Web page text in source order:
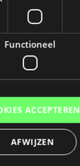
met
Functioneel
ACCEPTEREN
AFWIJZEN